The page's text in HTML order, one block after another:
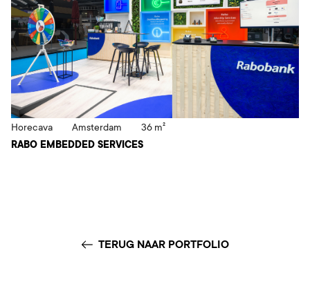
RABO EMBEDDED SERVICES
Horecava Amsterdam 36 m²
TERUG NAAR PORTFOLIO